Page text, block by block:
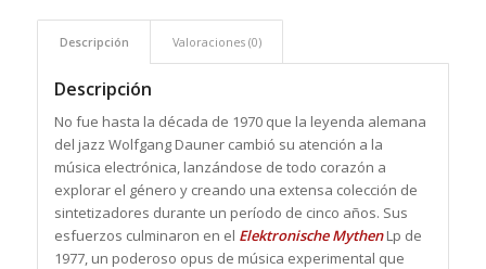
Descripción Valoraciones (0)
Descripción
No fue hasta la década de 1970 que la leyenda alemana
del jazz Wolfgang Dauner cambió su atención a la
música electrónica, lanzándose de todo corazón a
explorar el género y creando una extensa colección de
sintetizadores durante un período de cinco años. Sus
esfuerzos culminaron en el Elektronische MythenLp de
1977, un poderoso opus de música experimental que